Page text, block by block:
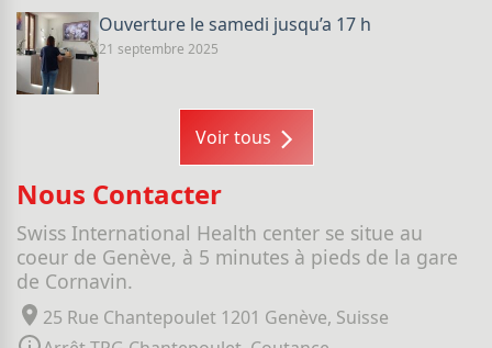
Ouverture le samedi jusqu’a 17 h
21 septembre 2025
Voir tous
Nous Contacter
Swiss International Health center se situe au
coeur de Genève, à 5 minutes à pieds de la gare
de Cornavin.
25 Rue Chantepoulet 1201 Genève, Suisse